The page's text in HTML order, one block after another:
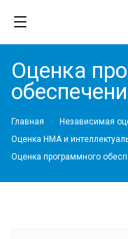
Оценка
Главная
Независимая
Оценка НМА и
Оценка программного